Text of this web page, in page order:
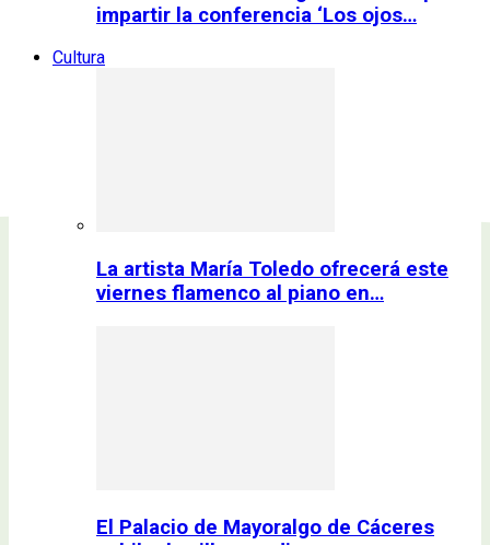
impartir la conferencia ‘Los ojos…
Cultura
La artista María Toledo ofrecerá este
viernes flamenco al piano en…
El Palacio de Mayoralgo de Cáceres